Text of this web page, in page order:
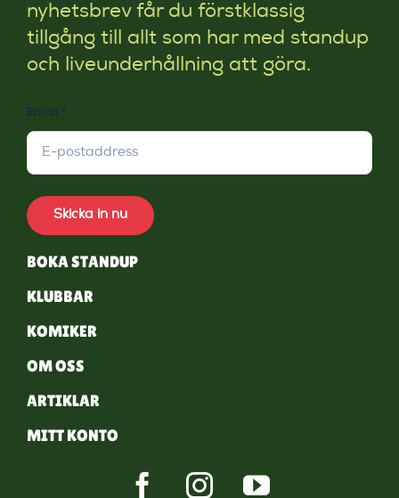
nyhetsbrev får du förstklassig
tillgång till allt som har med standup
och liveunderhållning att göra.
Email *
Skicka in nu
BOKA STANDUP
KLUBBAR
KOMIKER
OM OSS
ARTIKLAR
MITT KONTO